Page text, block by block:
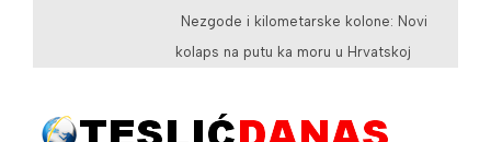
Nezgode i kilometarske kolone: Novi
kolaps na putu ka moru u Hrvatskoj